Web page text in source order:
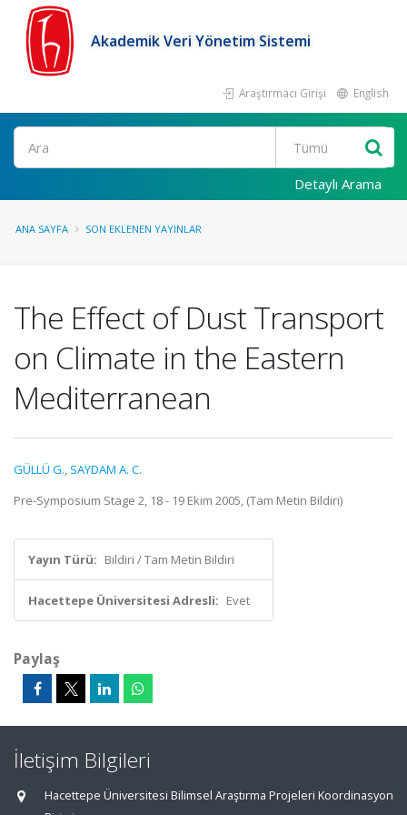
Akademik Veri Yönetim Sistemi
Araştırmacı Girişi English
Ara
Detaylı Arama
ANA SAYFA SON EKLENEN YAYINLAR
The Effect of Dust Transport
on Climate in the Eastern
Mediterranean
GÜLLÜ G., SAYDAM A. C.
Pre-Symposium Stage 2, 18 - 19 Ekim 2005, (Tam Metin Bildiri)
Yayın Türü: Bildiri / Tam Metin Bildiri
Hacettepe Üniversitesi Adresli: Evet
Paylaş
İletişim Bilgileri
Hacettepe Üniversitesi Bilimsel Araştırma Projeleri Koordinasyon